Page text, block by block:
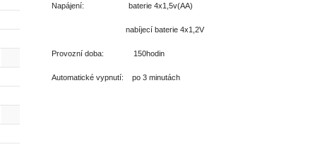
Napájení: baterie 4x1,5v(AA)
nabíjecí baterie 4x1,2V
Provozní doba: 150hodin
Automatické vypnutí: po 3 minutách